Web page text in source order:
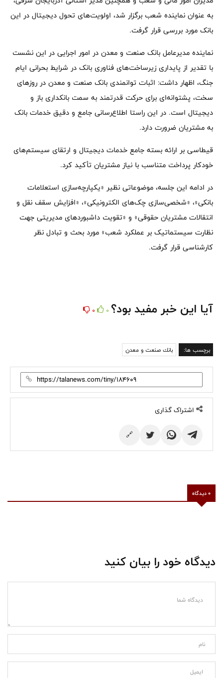
به عنوان نماینده شعب برگزار شد، اولویت‌های تحول دیجیتال در این
بانک مورد بررسی قرار گرفت.
نماینده مدیرعامل بانک صنعت و معدن در امور اجرایی در این نشست
با تقدیر از پایداری زیرساخت‌های فناوری بانک در شرایط بحرانی ایام
جنگ، اظهار داشت: اثبات توانمندی بانک صنعت و معدن در روزهای
سخت، پشتوانه‌ای برای حرکت قدرتمند به سمت بانکداری باز و
دیجیتال است. در این راستا اطلاع‌رسانی جامع و دقیق خدمات بانک
به مشتریان ضرورت دارد.
قیطاسی بر ارائه بسته جامع خدمات دیجیتال و ارتقای سیستم‌های
خودکار پرداخت متناسب با نیاز مشتریان تأکید کرد.
در ادامه این جلسه، موضوعاتی نظیر «یکپارچه‌سازی استعلامات
بانکی»، «شخصی‌سازی چک‌های الکترونیکی»، «افزایش سقف نقل و
انتقالات مشتریان حقوقی» و «تقویت داشبوردهای مدیریتی جهت
نظارت سیستماتیک بر عملکرد شعب» مورد بحث و تبادل نظر
کارشناسی قرار گرفت.
آیا این خبر مفید بود؟ 0
0
برچسب ها: بانك صنعت و معدن
اشتراک گذاری
🔗
0 دیدگاه
دیدگاه خود را بیان کنید